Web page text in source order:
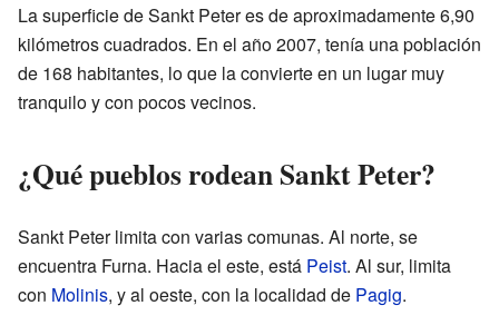
La superficie de Sankt Peter es de aproximadamente 6,90
kilómetros cuadrados. En el año 2007, tenía una población
de 168 habitantes, lo que la convierte en un lugar muy
tranquilo y con pocos vecinos.
¿Qué pueblos rodean Sankt Peter?
Sankt Peter limita con varias comunas. Al norte, se
encuentra Furna. Hacia el este, está Peist. Al sur, limita
con Molinis, y al oeste, con la localidad de Pagig.